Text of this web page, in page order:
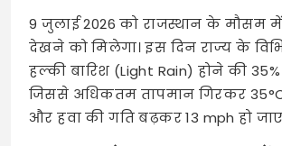
9 जुलाई 2026 को राजस्थान के मौसम
देखने को मिलेगा। इस दिन राज्य के
हल्की बारिश (Light Rain) होने की
जिससे अधिकतम तापमान गिरकर
और हवा की गति बढ़कर 13 mph हो